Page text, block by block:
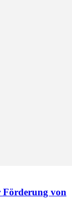
Förderung von